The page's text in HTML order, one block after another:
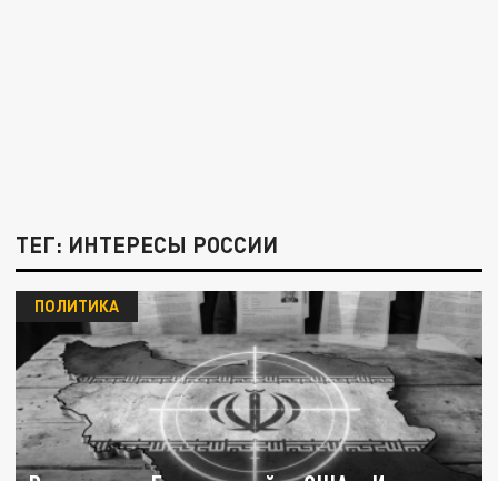
ТЕГ: ИНТЕРЕСЫ РОССИИ
ПОЛИТИКА